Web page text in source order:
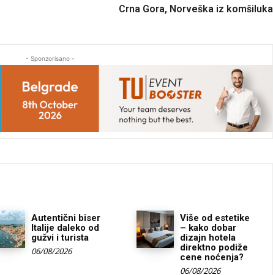
Crna Gora, Norveška iz komšiluka
- Sponzorisano -
Autentični biser
Italije daleko od
gužvi i turista
06/08/2026
Više od estetike
– kako dobar
dizajn hotela
direktno podiže
cene noćenja?
06/08/2026